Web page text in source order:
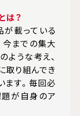
は？
載っている
今までの集大
ような考え、
取り組んでき
ます。毎回必
が自身のア